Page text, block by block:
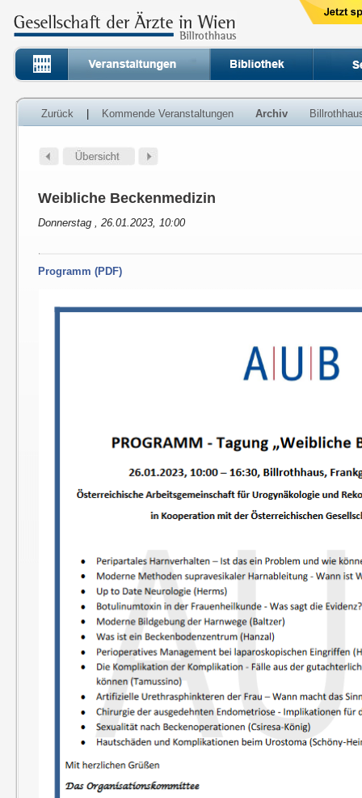
Zurück Kommende Veranstaltungen Archiv
Weibliche Beckenmedizin
Donnerstag , 26.01.2023, 10:00
Programm (PDF)